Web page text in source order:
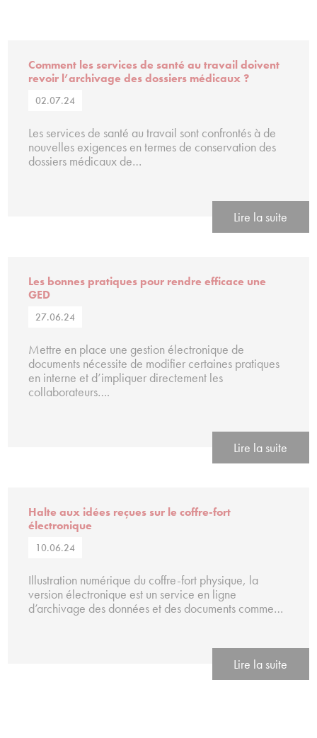
Comment les services de santé au travail doivent
revoir l’archivage des dossiers médicaux ?
02.07.24
Les services de santé au travail sont confrontés à de
nouvelles exigences en termes de conservation des
dossiers médicaux de…
Lire la suite
Les bonnes pratiques pour rendre efficace une
GED
27.06.24
Mettre en place une gestion électronique de
documents nécessite de modifier certaines pratiques
en interne et d’impliquer directement les
collaborateurs….
Lire la suite
Halte aux idées reçues sur le coffre-fort
électronique
10.06.24
Illustration numérique du coffre-fort physique, la
version électronique est un service en ligne
d’archivage des données et des documents comme…
Lire la suite